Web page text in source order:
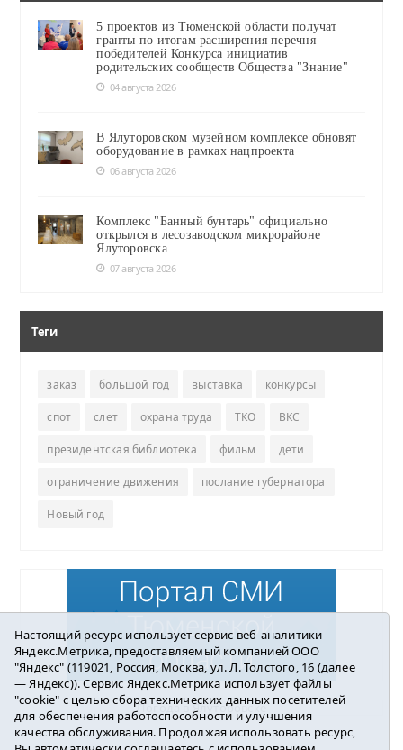
5 проектов из Тюменской области получат
гранты по итогам расширения перечня
победителей Конкурса инициатив
родительских сообществ Общества "Знание"
04 августа 2026
В Ялуторовском музейном комплексе обновят
оборудование в рамках нацпроекта
06 августа 2026
Комплекс "Банный бунтарь" официально
открылся в лесозаводском микрорайоне
Ялуторовска
07 августа 2026
Теги
заказ большой год выставка конкурсы
спот слет охрана труда ТКО ВКС
президентская библиотека фильм дети
ограничение движения послание губернатора
Новый год
Погода в Ялуторовске
Настоящий ресурс использует сервис веб-аналитики
Яндекс.Метрика, предоставляемый компанией ООО
"Яндекс" (119021, Россия, Москва, ул. Л. Толстого, 16 (далее
— Яндекс)). Сервис Яндекс.Метрика использует файлы
"cookie" с целью сбора технических данных посетителей
для обеспечения работоспособности и улучшения
качества обслуживания. Продолжая использовать ресурс,